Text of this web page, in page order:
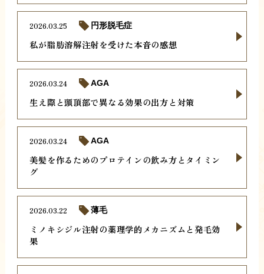
私が脂肪溶解注射を受けた本音の感想
2026.03.25 円形脱毛症
生え際と頭頂部で異なる効果の出方と対策
2026.03.24 AGA
美髪を作るためのプロテインの飲み方とタイミン
グ
2026.03.24 AGA
ミノキシジル注射の薬理学的メカニズムと発毛効
果
2026.03.22 薄毛